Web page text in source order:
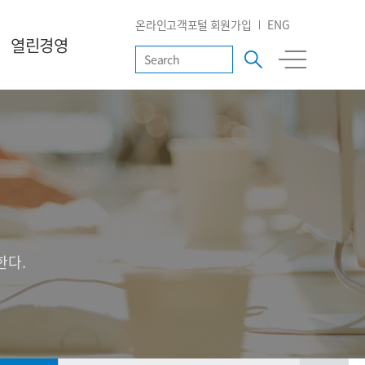
열린경영
온라인고객포털 회원가입 ENG
다.